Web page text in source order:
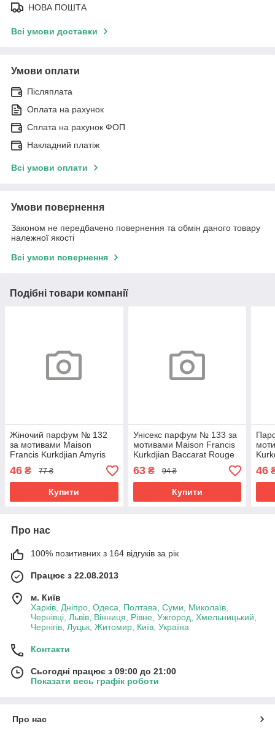
НОВА ПОШТА
Всі умови доставки
Умови оплати
Післяплата
Оплата на рахунок
Сплата на рахунок ФОП
Накладний платіж
Всі умови оплати
Умови повернення
Законом не передбачено повернення та обмін даного товару
належної якості
Всі умови повернення
Подібні товари компанії
Жіночий парфум № 132
за мотивами Maison
Francis Kurkdjian Amyris
Femme (Мейсон Франсис
Куркджан Амеріс Фемм)
12 мл. ОПТ
46 ₴ 77 ₴
Купити
Унісекс парфум № 133 за
мотивами Maison Francis
Kurkdjian Baccarat Rouge
540 ( Куркджан Баккарат
Руж 540) 12 мл. ОПТ
63₴ 94 ₴
Купити
12
46
Про нас
100% позитивних з 164 відгуків за рік
Працює з 22.08.2013
м. Київ
Харків, Дніпро, Одеса, Полтава, Суми, Миколаїв,
Чернівці, Львів, Вінниця, Рівне, Ужгород, Хмельницький,
Чернігів, Луцьк, Житомир, Київ, Україна
Контакти
Сьогодні працює з 09:00 до 21:00
Показати весь графік роботи
Про нас